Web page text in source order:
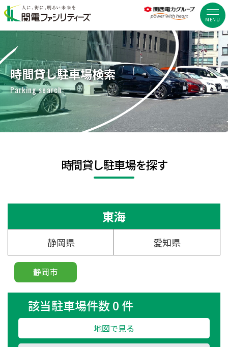
MENU
時間貸し駐車場検索
Parking search
時間貸し駐車場を探す
東海
静岡県 愛知県
静岡市
該当駐車場件数 0 件
地図で見る